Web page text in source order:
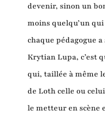
devenir, sinon un
moins quelqu’un
chaque pédagogue
Krytian Lupa, c’est
qui, taillée à même
de Loth celle ou
le metteur en scène